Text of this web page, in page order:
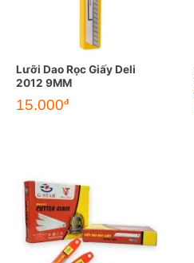
Lưỡi Dao Rọc Giấy Deli
2012 9MM
15.000đ